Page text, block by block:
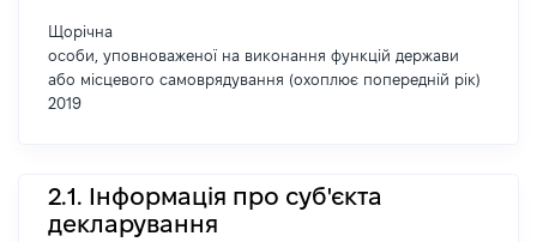
Щорічна
особи, уповноваженої на виконання функцій держави
або місцевого самоврядування (охоплює попередній рік)
2019
2.1. Інформація про суб'єкта
декларування